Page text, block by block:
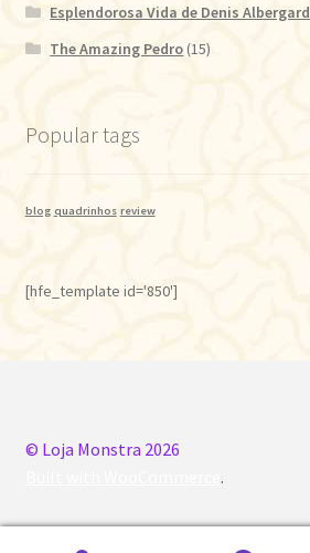
Esplendorosa Vida de Denis Albergard
The Amazing Pedro (15)
Popular tags
blog quadrinhos review
[hfe_template id='850']
© Loja Monstra 2026
.